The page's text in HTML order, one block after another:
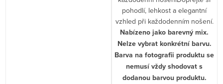
pohodlí, lehkost a elegantní
vzhled při každodenním nošení.
Nabízeno jako barevný mix.
Nelze vybrat konkrétní barvu.
Barva na fotografii produktu se
nemusí vždy shodovat s
dodanou barvou produktu.